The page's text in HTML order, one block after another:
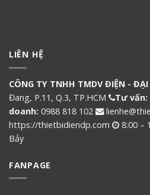
LIÊN HỆ
CÔNG TY TNHH TMDV ĐIỆN - ĐẠI
Đang, P.11, Q.3, TP.HCM
Tư vấn:
doanh: 0988 818 102
https://thietbidiendp.com
8:00 –
Bảy
FANPAGE